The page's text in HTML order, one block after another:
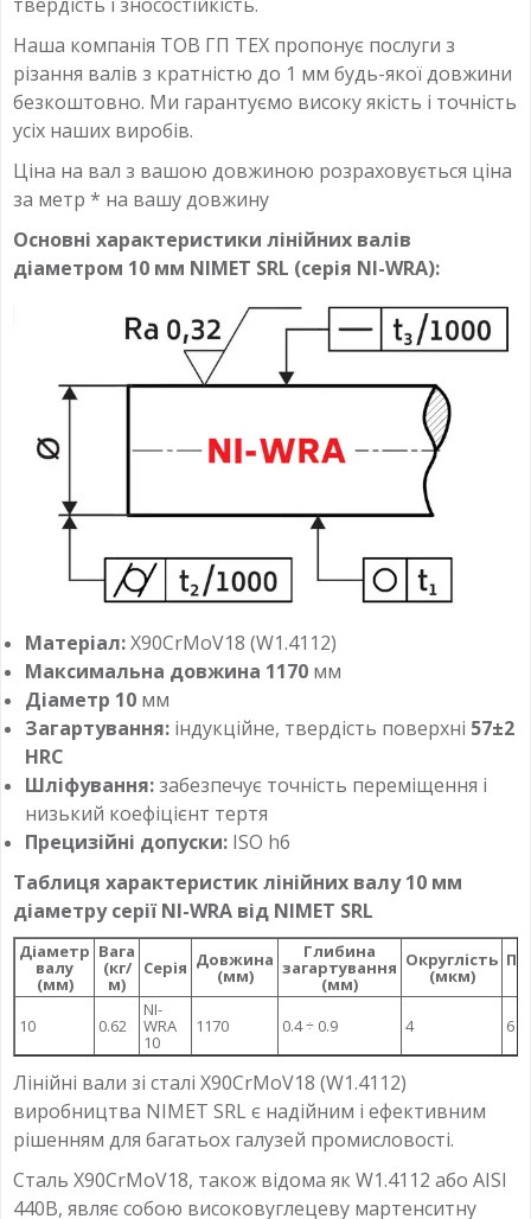
Наша компанія ТОВ ГП ТЕХ пропонує послуги з
різання валів з кратністю до 1 мм будь-якої довжини
безкоштовно. Ми гарантуємо високу якість і точність
усіх наших виробів.
Ціна на вал з вашою довжиною розраховується ціна
за метр * на вашу довжину
Основні характеристики лінійних валів
діаметром 10 мм NIMET SRL (серія NI-WRA):
Матеріал:X90CrMoV18 (W1.4112)
Максимальна довжина 1170 мм
Діаметр 10 мм
Загартування: індукційне, твердість поверхні 57±2
HRC
Шліфування:забезпечує точність переміщення і
низький коефіцієнт тертя
Прецизійні допуски: ISO h6
Таблиця характеристик лінійних валу 10 мм
діаметру серії NI-WRA від NIMET SRL
Діаметр
валу
(мм)
Вага
(кг/
м)
Серія Довжина
(мм)
Глибина
загартування
(мм)
Округлість
(мкм)
10 0.62
NI-
WRA
10
1170 0.4 ÷ 0.9 4 6
Лінійні вали зі сталі X90CrMoV18 (W1.4112)
виробництва NIMET SRL є надійним і ефективним
рішенням для багатьох галузей промисловості.
Сталь X90CrMoV18, також відома як W1.4112 або AISI
440B, являє собою високовуглецеву мартенситну